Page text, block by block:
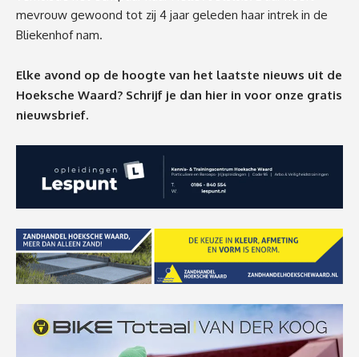
mevrouw gewoond tot zij 4 jaar geleden haar intrek in de
Bliekenhof nam.
Elke avond op de hoogte van het laatste nieuws uit de
Hoeksche Waard? Schrijf je dan hier in voor onze gratis
nieuwsbrief.